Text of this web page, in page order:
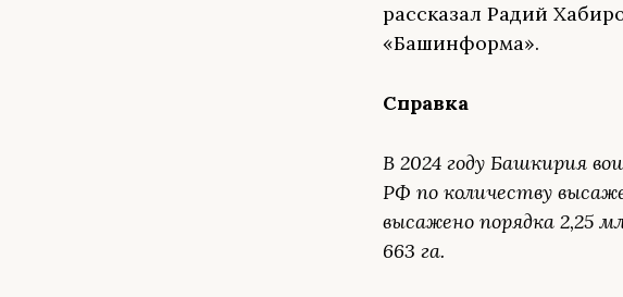
рассказал Радий
«Башинформа».
Справка
В 2024 году Башкирия
РФ по количеству
высажено порядка 2,25
663 га.